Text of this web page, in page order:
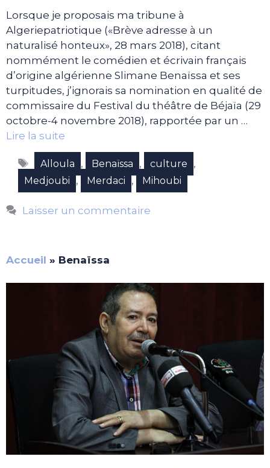
Lorsque je proposais ma tribune à
Algeriepatriotique («Brève adresse à un
naturalisé honteux», 28 mars 2018), citant
nommément le comédien et écrivain français
d’origine algérienne Slimane Benaïssa et ses
turpitudes, j’ignorais sa nomination en qualité de
commissaire du Festival du théâtre de Béjaïa (29
octobre-4 novembre 2018), rapportée par un …
Lire la suite
Étiquettes
Alloula , Benaïssa , culture ,
Medjoubi , Merdaci , Mihoubi
Laisser un commentaire
Accueil » Benaïssa